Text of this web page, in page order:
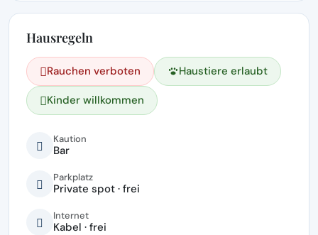
Hausregeln
Rauchen verboten Haustiere erlaubt
Kinder willkommen
Kaution
Bar
Parkplatz
Private spot · frei
Internet
Kabel · frei